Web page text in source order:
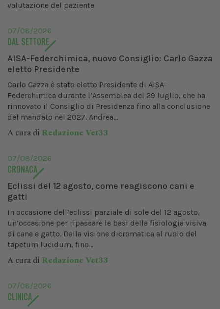
valutazione del paziente
07/08/2026
DAL SETTORE
AISA-Federchimica, nuovo Consiglio: Carlo Gazza
eletto Presidente
Carlo Gazza è stato eletto Presidente di AISA-
Federchimica durante l’Assemblea del 29 luglio, che ha
rinnovato il Consiglio di Presidenza fino alla conclusione
del mandato nel 2027. Andrea...
A cura di Redazione Vet33
07/08/2026
CRONACA
Eclissi del 12 agosto, come reagiscono cani e
gatti
In occasione dell’eclissi parziale di sole del 12 agosto,
un’occasione per ripassare le basi della fisiologia visiva
di cane e gatto. Dalla visione dicromatica al ruolo del
tapetum lucidum, fino...
A cura di Redazione Vet33
07/08/2026
CLINICA